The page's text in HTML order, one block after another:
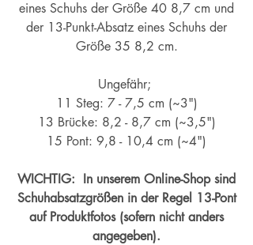
eines Schuhs der Größe 40 8,7 cm und
der 13-Punkt-Absatz eines Schuhs der
Größe 35 8,2 cm.
Ungefähr;
11 Steg: 7 - 7,5 cm (~3")
13 Brücke: 8,2 - 8,7 cm (~3,5")
15 Pont: 9,8 - 10,4 cm (~4")
WICHTIG: In unserem Online-Shop sind
Schuhabsatzgrößen in der Regel 13-Pont
auf Produktfotos (sofern nicht anders
angegeben).